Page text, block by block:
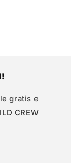
gratis e
CREW